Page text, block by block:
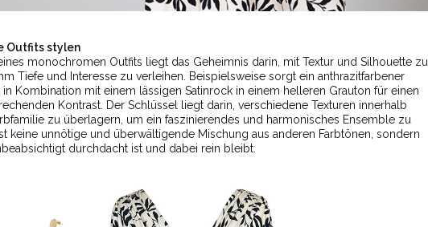
Outfits stylen
monochromen Outfits liegt das Geheimnis darin, mit Textur und Silhouette zu
Tiefe und Interesse zu verleihen. Beispielsweise sorgt ein anthrazitfarbener
Kombination mit einem lässigen Satinrock in einem helleren Grauton für einen
Kontrast. Der Schlüssel liegt darin, verschiedene Texturen innerhalb
zu überlagern, um ein faszinierendes und harmonisches Ensemble zu
keine unnötige und überwältigende Mischung aus anderen Farbtönen, sondern
durchdacht ist und dabei rein bleibt.